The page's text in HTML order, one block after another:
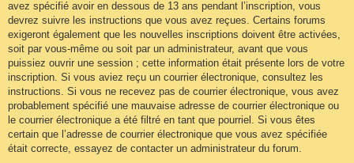
avez spécifié avoir en dessous de 13 ans pendant l’inscription, vous
devrez suivre les instructions que vous avez reçues. Certains forums
exigeront également que les nouvelles inscriptions doivent être activées,
soit par vous-même ou soit par un administrateur, avant que vous
puissiez ouvrir une session ; cette information était présente lors de votre
inscription. Si vous aviez reçu un courrier électronique, consultez les
instructions. Si vous ne recevez pas de courrier électronique, vous avez
probablement spécifié une mauvaise adresse de courrier électronique ou
le courrier électronique a été filtré en tant que pourriel. Si vous êtes
certain que l’adresse de courrier électronique que vous avez spécifiée
était correcte, essayez de contacter un administrateur du forum.